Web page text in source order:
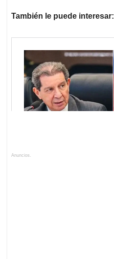
También le puede interesar:
Anuncios.